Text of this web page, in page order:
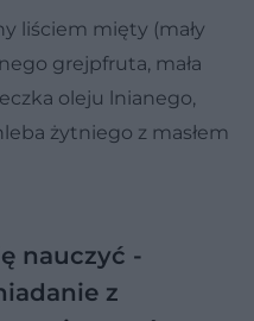
liściem mięty (mały
grejpfruta, mała
oleju lnianego,
żytniego z masłem
nauczyć -
z